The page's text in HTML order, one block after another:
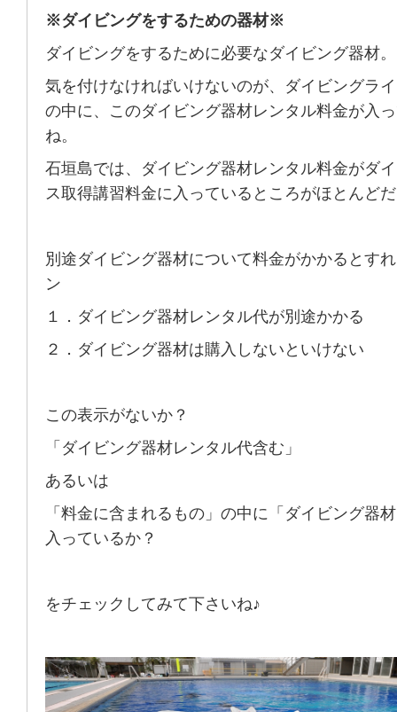
※ダイビングをするための器材※
ダイビングをするために必要なダイビング器材。
気を付けなければいけないのが、ダイビングラ
の中に、このダイビング器材レンタル料金が入
ね。
石垣島では、ダイビング器材レンタル料金がダ
ス取得講習料金に入っているところがほとんど
別途ダイビング器材について料金がかかるとす
ン
１．ダイビング器材レンタル代が別途かかる
２．ダイビング器材は購入しないといけない
この表示がないか？
「ダイビング器材レンタル代含む」
あるいは
「料金に含まれるもの」の中に「ダイビング器
入っているか？
をチェックしてみて下さいね♪